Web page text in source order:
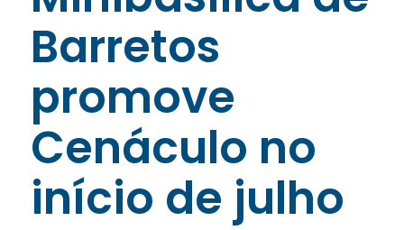
Barretos
promove
Cenáculo no
início de julho